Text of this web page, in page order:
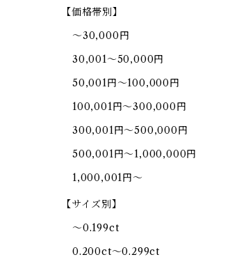
【価格帯別】
～30,000円
30,001～50,000円
50,001円～100,000円
100,001円～300,000円
300,001円～500,000円
500,001円～1,000,000円
1,000,001円～
【サイズ別】
～0.199ct
0.200ct～0.299ct